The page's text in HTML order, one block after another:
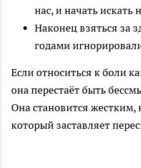
нас, и начать искать
Наконец взяться за
годами
Если относиться к боли
она перестаёт быть
Она становится
который заставляет